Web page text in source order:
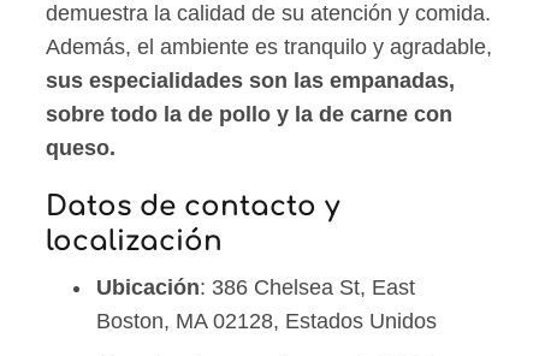
demuestra la calidad de su atención y comida.
Además, el ambiente es tranquilo y agradable,
sus especialidades son las empanadas,
sobre todo la de pollo y la de carne con
queso.
Datos de contacto y
localización
Ubicación: 386 Chelsea St, East
Boston, MA 02128, Estados Unidos